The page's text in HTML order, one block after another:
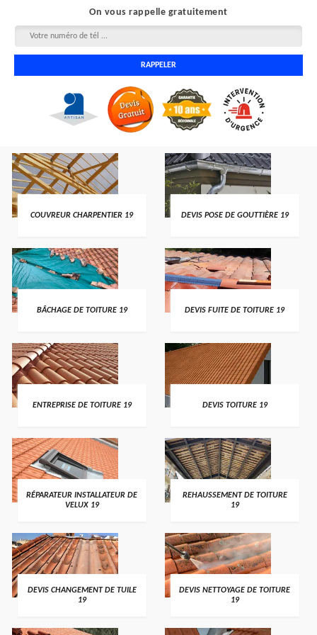
On vous rappelle gratuitement
COUVREUR CHARPENTIER 19 DEVIS POSE DE GOUTTIÈRE 19
BÂCHAGE DE TOITURE 19 DEVIS FUITE DE TOITURE 19
ENTREPRISE DE TOITURE 19 DEVIS TOITURE 19
RÉPARATEUR INSTALLATEUR DE
VELUX 19
REHAUSSEMENT DE TOITURE
19
DEVIS CHANGEMENT DE TUILE
19
DEVIS NETTOYAGE DE TOITURE
19